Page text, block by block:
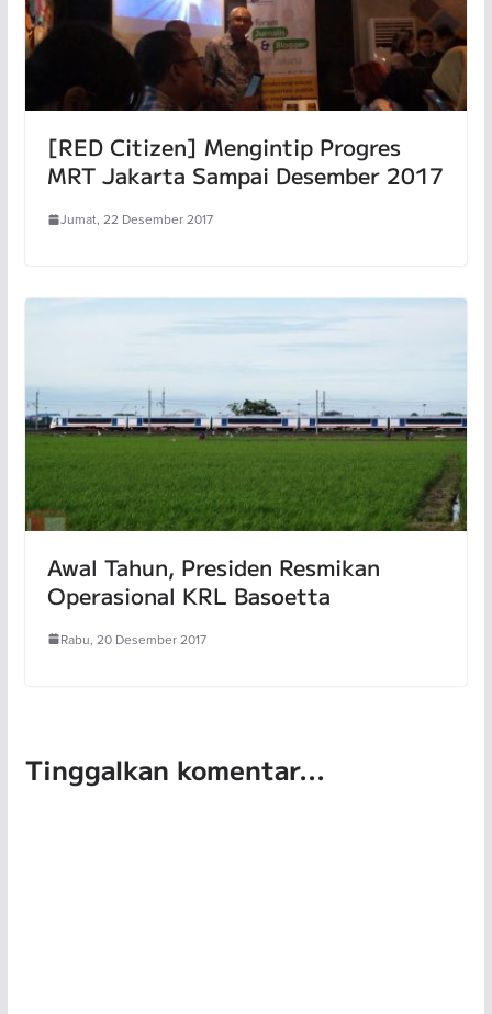
[RED Citizen] Mengintip Progres
MRT Jakarta Sampai Desember 2017
Jumat, 22 Desember 2017
Awal Tahun, Presiden Resmikan
Operasional KRL Basoetta
Rabu, 20 Desember 2017
Tinggalkan komentar...